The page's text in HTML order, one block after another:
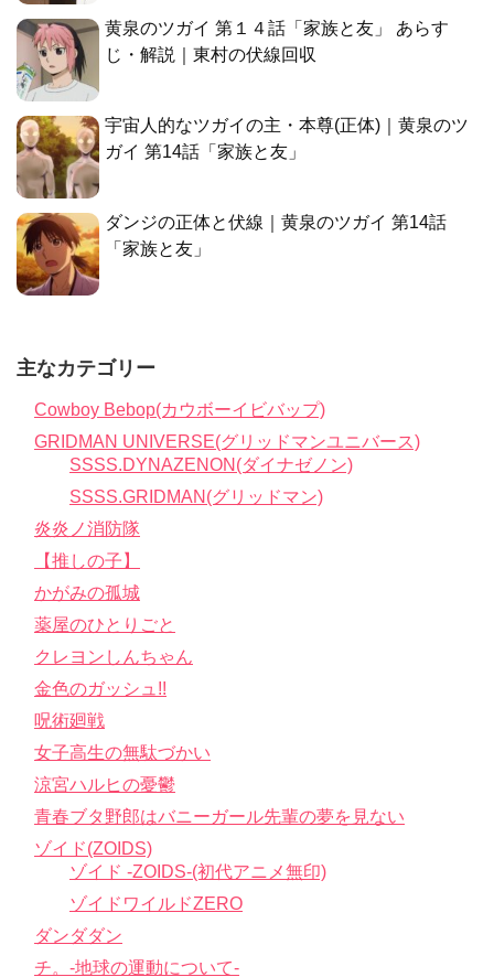
黄泉のツガイ 第１４話「家族と友」 あらす
じ・解説｜東村の伏線回収
宇宙人的なツガイの主・本尊(正体)｜黄泉のツ
ガイ 第14話「家族と友」
ダンジの正体と伏線｜黄泉のツガイ 第14話
「家族と友」
主なカテゴリー
Cowboy Bebop(カウボーイビバップ)
GRIDMAN UNIVERSE(グリッドマンユニバース)
SSSS.DYNAZENON(ダイナゼノン)
SSSS.GRIDMAN(グリッドマン)
炎炎ノ消防隊
【推しの子】
かがみの孤城
薬屋のひとりごと
クレヨンしんちゃん
金色のガッシュ!!
呪術廻戦
女子高生の無駄づかい
涼宮ハルヒの憂鬱
青春ブタ野郎はバニーガール先輩の夢を見ない
ゾイド(ZOIDS)
ゾイド -ZOIDS-(初代アニメ無印)
ゾイドワイルドZERO
ダンダダン
チ。-地球の運動について-